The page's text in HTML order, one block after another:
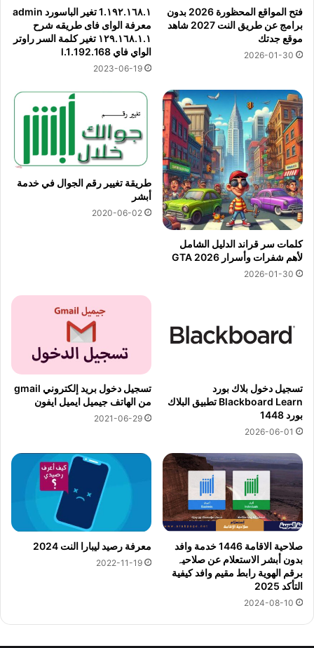
فتح المواقع المحظورة 2026 بدون
برامج عن طريق النت 2027 شاهد
موقع جدتك
2026-01-30
١٩٢.١٦٨.١.1 تغير الباسورد admin
معرفة الواى فاى طريقه شرح
١٢٩.١٦٨.١.١ تغير كلمة السر راوتر
الواي فاي 192.168.l.1
2023-06-19
كلمات سر قراند الدليل الشامل
لأهم شفرات وأسرار GTA 2026
2026-01-30
طريقة تغيير رقم الجوال في خدمة
أبشر
2020-06-02
تسجيل دخول بلاك بورد
Blackboard Learn تطبيق البلاك
بورد 1448
2026-06-01
تسجيل دخول بريد إلكتروني gmail
من الهاتف جيميل ايميل ايفون
2021-06-29
صلاحية الاقامة 1446 خدمة وافد
بدون أبشر الاستعلام عن صلاحیہ
برقم الهوية رابط مقيم وافد كيفية
التأكد 2025
2024-08-10
معرفة رصيد ليبارا النت 2024
2022-11-19